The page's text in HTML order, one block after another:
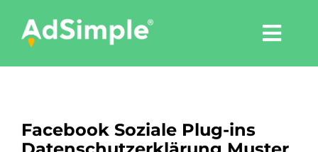
content
Tools
Facebook Soziale Plug-ins